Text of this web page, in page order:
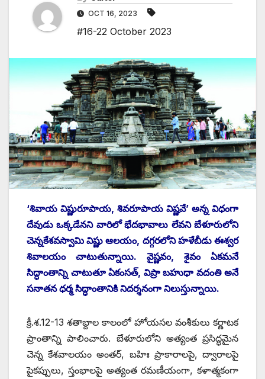
OCT 16, 2023
#16-22 October 2023
‘శివాయ విష్ణురూపాయ, శివరూపాయ విష్ణవే’ అన్న విధంగా
దేవుడు ఒక్కడేనని వారిలో భేదభావాలు లేవని బేళూరులోని
చెన్నకేశవస్వామి విష్ణు ఆలయం, దగ్గరలోని హళేబీడు ఈశ్వర
శివాలయం చాటుతున్నాయి. వైష్ణవం, శైవం ఏకమనే
సిద్ధాంతాన్ని చాటుతూ ఏకంసత్‌, ‌విప్రా బహుధా వదంతి అనే
సనాతన ధర్మ సిద్ధాంతానికి నిదర్శనంగా నిలుస్తున్నాయి.
క్రీ.శ.12-13 శతాబ్దాల కాలంలో హోయసల వంశీకులు కర్ణాటక
ప్రాంతాన్ని పాలించారు. బేళూరులోని అత్యంత ప్రసిద్ధమైన
చెన్న కేశవాలయం అంతర్‌, ‌బహిః ప్రాకారాలపై, ద్వారాలపై
పైకప్పులు, స్తంభాలపై అత్యంత రమణీయంగా, కళాత్మకంగా